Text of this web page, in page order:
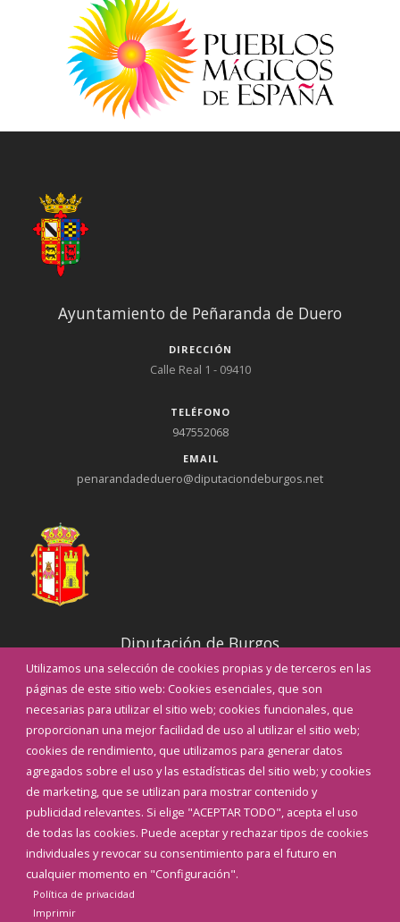
Utilizamos una selección de cookies propias y de terceros en las
páginas de este sitio web: Cookies esenciales, que son
necesarias para utilizar el sitio web; cookies funcionales, que
proporcionan una mejor facilidad de uso al utilizar el sitio web;
cookies de rendimiento, que utilizamos para generar datos
agregados sobre el uso y las estadísticas del sitio web; y cookies
de marketing, que se utilizan para mostrar contenido y
publicidad relevantes. Si elige "ACEPTAR TODO", acepta el uso
de todas las cookies. Puede aceptar y rechazar tipos de cookies
individuales y revocar su consentimiento para el futuro en
cualquier momento en "Configuración".
Política de privacidad
Imprimir
Ayuntamiento de Peñaranda de Duero
DIRECCIÓN
Calle Real 1 - 09410
TELÉFONO
947552068
EMAIL
penarandadeduero@diputaciondeburgos.net
Diputación de Burgos
Noticias
Eventos
Corporación Municipal
Teléfonos de interés
INICIAR SESIÓN
MAPA WEB